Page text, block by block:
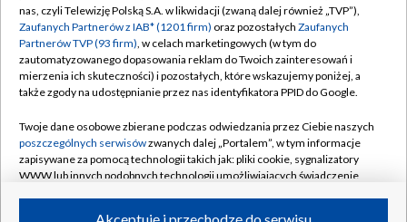
Emisja w TVP
Centrum informacji TVP
Naziemna Telewizja Cyfrowa
Rada Programowa
System NOS
Informacje o nadawcy
Polityka prywatności
Moje zgody
Pomoc
Kontakt
Kanały
nas, czyli Telewizję Polską S.A. w likwidacji (zwaną dalej również „TVP”),
Zaufanych Partnerów z IAB* (1201 firm) oraz pozostałych Zaufanych
Partnerów TVP (93 firm), w celach marketingowych (w tym do
zautomatyzowanego dopasowania reklam do Twoich zainteresowań i
mierzenia ich skuteczności) i pozostałych, które wskazujemy poniżej, a
także zgody na udostępnianie przez nas identyfikatora PPID do Google.
Twoje dane osobowe zbierane podczas odwiedzania przez Ciebie naszych
poszczególnych serwisówzwanych dalej „Portalem”, w tym informacje
zapisywane za pomocą technologii takich jak: pliki cookie, sygnalizatory
WWW lub innych podobnych technologii umożliwiających świadczenie